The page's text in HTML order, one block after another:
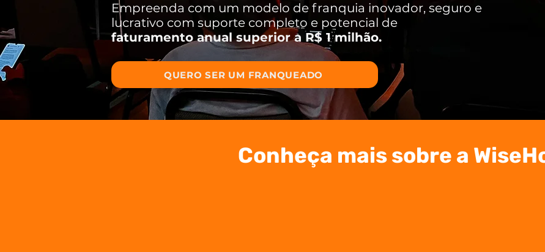
Empreenda com um modelo de franquia inovador, seguro e
lucrativo com suporte completo e potencial de
faturamento anual superior a R$ 1 milhão.
QUERO SER UM FRANQUEADO
Conheça mais sobre a